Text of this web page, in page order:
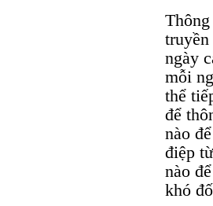
ngày
mỗi
thể
để
nào
điệp
nào
khó